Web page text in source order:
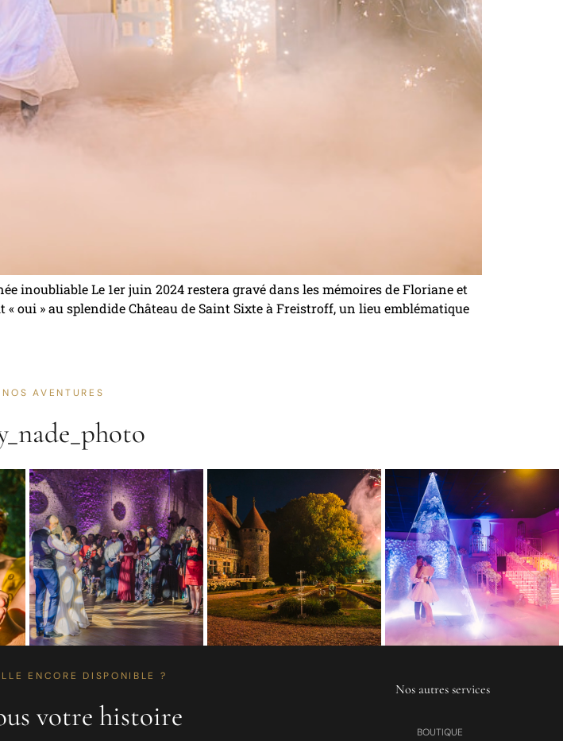
inoubliable Le 1er juin 2024 restera gravé dans les mémoires de Floriane et
oui » au splendide Château de Saint Sixte à Freistroff, un lieu emblématique
AVENTURES
ENCORE DISPONIBLE ?
votre histoire
Nos autres services
BOUTIQUE